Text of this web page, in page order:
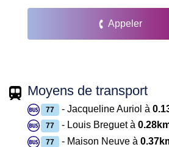
Appeler
Moyens de transport
77 - Jacqueline Auriol à
77 - Louis Breguet à
77 - Maison Neuve à